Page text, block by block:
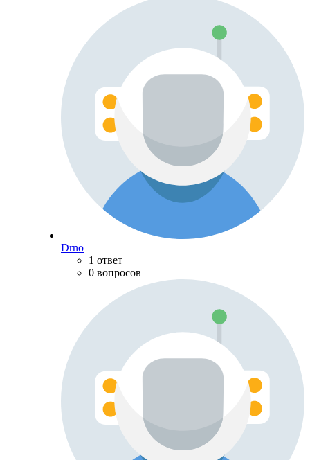
Drno
1 ответ
0 вопросов